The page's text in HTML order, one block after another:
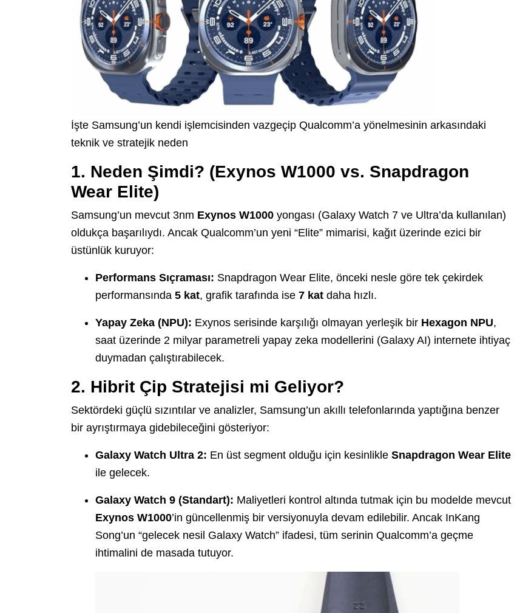
İşte Samsung’un kendi işlemcisinden vazgeçip Qualcomm’a yönelmesinin arkasındaki
teknik ve stratejik neden
1. Neden Şimdi? (Exynos W1000 vs. Snapdragon
Wear Elite)
Samsung’un mevcut 3nm Exynos W1000 yongası (Galaxy Watch 7 ve Ultra’da kullanılan)
oldukça başarılıydı. Ancak Qualcomm’un yeni “Elite” mimarisi, kağıt üzerinde ezici bir
üstünlük kuruyor:
Performans Sıçraması: Snapdragon Wear Elite, önceki nesle göre tek çekirdek
performansında 5 kat, grafik tarafında ise 7 kat daha hızlı.
Yapay Zeka (NPU): Exynos serisinde karşılığı olmayan yerleşik bir Hexagon NPU,
saat üzerinde 2 milyar parametreli yapay zeka modellerini (Galaxy AI) internete ihtiyaç
duymadan çalıştırabilecek.
2. Hibrit Çip Stratejisi mi Geliyor?
Sektördeki güçlü sızıntılar ve analizler, Samsung’un akıllı telefonlarında yaptığına benzer
bir ayrıştırmaya gidebileceğini gösteriyor:
Galaxy Watch Ultra 2: En üst segment olduğu için kesinlikle Snapdragon Wear Elite
ile gelecek.
Galaxy Watch 9 (Standart): Maliyetleri kontrol altında tutmak için bu modelde mevcut
Exynos W1000’in güncellenmiş bir versiyonuyla devam edilebilir. Ancak InKang
Song’un “gelecek nesil Galaxy Watch” ifadesi, tüm serinin Qualcomm’a geçme
ihtimalini de masada tutuyor.